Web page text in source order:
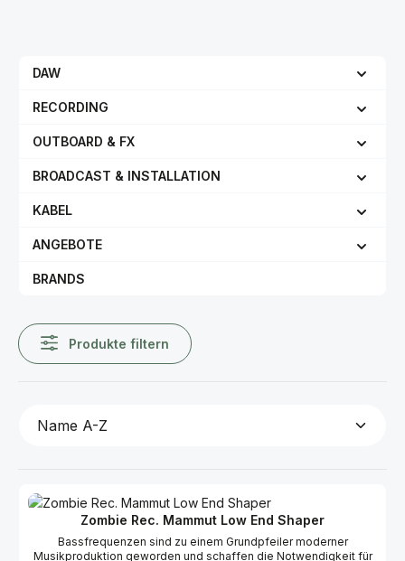
DAW
RECORDING
OUTBOARD & FX
BROADCAST & INSTALLATION
KABEL
ANGEBOTE
BRANDS
Produkte filtern
Zombie Rec. Mammut Low End Shaper
Bassfrequenzen sind zu einem Grundpfeiler moderner
Musikproduktion geworden und schaffen die Notwendigkeit für